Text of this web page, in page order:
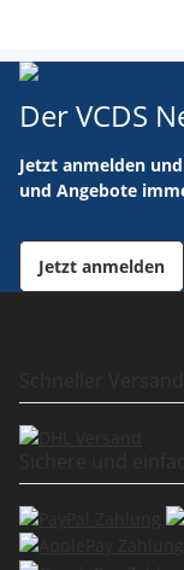
Der VCDS
Jetzt anmelden
und Angebote
Jetzt anmelden